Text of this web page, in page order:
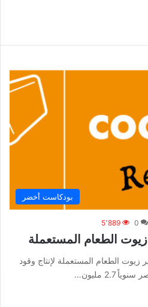
بودكاست أخضر
0 5٬889
الطعام المستعملة
الطعام المستعملة لإنتاج وقود
2.7 مليون…